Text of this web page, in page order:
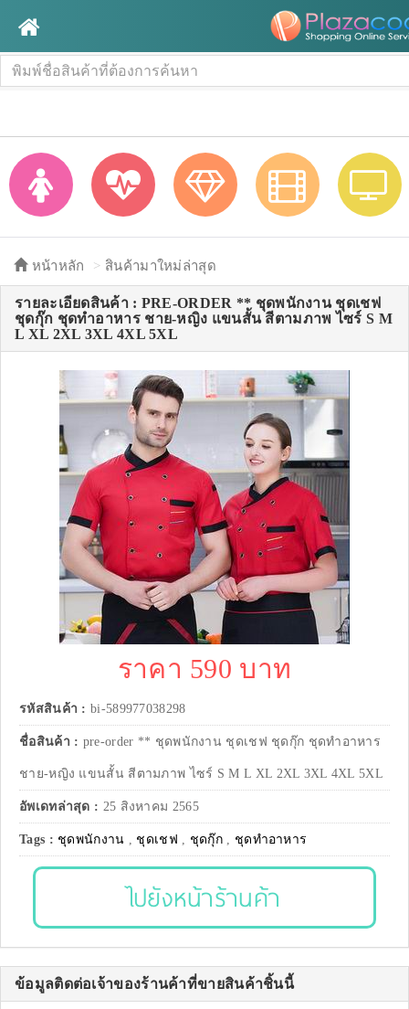
หน้าหลัก สินค้ามาใหม่ล่าสุด
รายละเอียดสินค้า : PRE-ORDER ** ชุดพนักงาน ชุดเชฟ
ชุดกุ๊ก ชุดทำอาหาร ชาย-หญิง แขนสั้น สีตามภาพ ไซร์ S M
L XL 2XL 3XL 4XL 5XL
ราคา 590 บาท
รหัสสินค้า : bi-589977038298
ชื่อสินค้า : pre-order ** ชุดพนักงาน ชุดเชฟ ชุดกุ๊ก ชุดทำอาหาร
ชาย-หญิง แขนสั้น สีตามภาพ ไซร์ S M L XL 2XL 3XL 4XL 5XL
อัพเดทล่าสุด : 25 สิงหาคม 2565
Tags : ชุดพนักงาน , ชุดเชฟ , ชุดกุ๊ก , ชุดทำอาหาร
ไปยังหน้าร้านค้า
ข้อมูลติดต่อเจ้าของร้านค้าที่ขายสินค้าชิ้นนี้